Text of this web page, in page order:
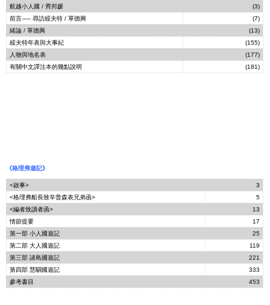
航越小人國 / 齊邦媛
(3)
前言----- 尋訪綏夫特 / 單德興
(7)
緒論 / 單德興
(13)
綏夫特年表與大事紀
(155)
人物與地名表
(177)
有關中文譯注本的幾點說明
(181)
《格理弗遊記》
<啟事>
3
<格理弗船長致辛普森表兄弟函>
5
<編者致讀者函>
13
情節提要
17
第一部 小人國遊記
25
第二部 大人國遊記
119
第三部 諸島國遊記
221
第四部 慧駰國遊記
333
參考書目
453